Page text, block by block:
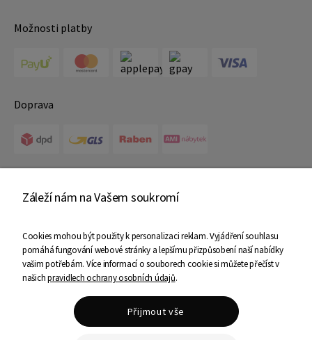
Možnosti platby
Doprava
Copyright © 2025 Ami Nábytek - Všechna práva vyhrazena
Shoper Premium
Záleží nám na Vašem soukromí
Cookies mohou být použity k personalizaci reklam. Vyjádření souhlasu
pomáhá fungování webové stránky a lepšímu přizpůsobení naší nabídky
vašim potřebám. Více informací o souborech cookie si můžete přečíst v
našichpravidlech ochrany osobních údajů.
Přijmout vše